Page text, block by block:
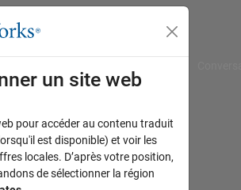
un site web
pour accéder au contenu traduit
est disponible) et voir les
locales. D’après votre position,
de sélectionner la région